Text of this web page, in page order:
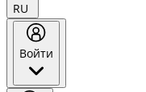
RU
Войти